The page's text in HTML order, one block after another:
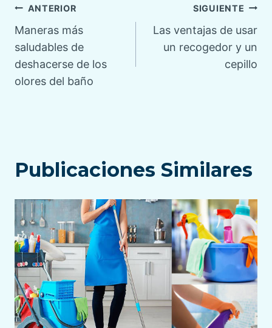
Navegación
de
entradas
ANTERIOR
Maneras más
saludables de
deshacerse de los
olores del baño
SIGUIENTE
Las ventajas de usar
un recogedor y un
cepillo
Publicaciones Similares